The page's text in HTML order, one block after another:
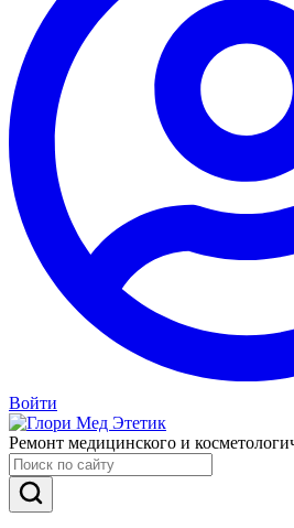
Войти
Ремонт медицинского и